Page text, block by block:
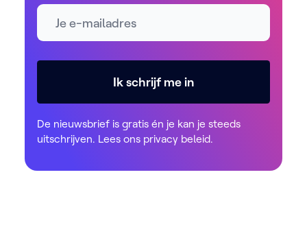
E-mailadres *
Ik schrijf me in
De nieuwsbrief is gratis én je kan je steeds
uitschrijven. Lees ons privacy beleid.